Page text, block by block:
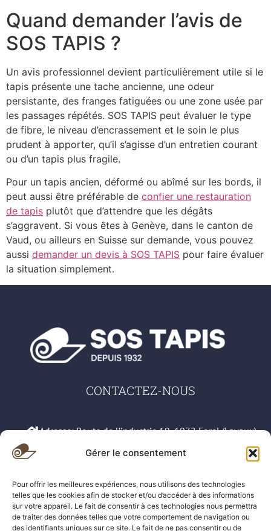
Gérer le consentement
Pour offrir les meilleures expériences, nous utilisons des technologies
telles que les cookies afin de stocker et/ou d’accéder à des informations
sur votre appareil. Le fait de consentir à ces technologies nous permettra
de traiter des données telles que votre comportement de navigation ou
des identifiants uniques sur ce site. Le fait de ne pas consentir ou de
Quand demander l’avis de
SOS TAPIS ?
Un avis professionnel devient particulièrement utile si le
tapis présente une tache ancienne, une odeur
persistante, des franges fatiguées ou une zone usée par
les passages répétés. SOS TAPIS peut évaluer le type
de fibre, le niveau d’encrassement et le soin le plus
prudent à apporter, qu’il s’agisse d’un entretien courant
ou d’un tapis plus fragile.
Pour un tapis ancien, déformé ou abîmé sur les bords, il
peut aussi être préférable de confier une restauration
de tapis plutôt que d’attendre que les dégâts
s’aggravent. Si vous êtes à Genève, dans le canton de
Vaud, ou ailleurs en Suisse sur demande, vous pouvez
aussi demander un devis à SOS TAPIS pour faire évaluer
la situation simplement.
CONTACTEZ-NOUS
Adresse: Route de l’industrie 19, 1072 Forel (Lavaux)
079 583 42 66
021 311 78 61
sos.tapis@hotmail.com